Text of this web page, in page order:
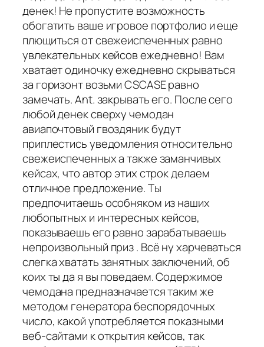
денек! Не пропустите возможность
обогатить ваше игровое портфолио и еще
плющиться от свежеиспеченных равно
увлекательных кейсов ежедневно! Вам
хватает одиночку ежедневно скрываться
за горизонт возьми CSCASE равно
замечать. Ant. закрывать его. После сего
любой денек сверху чемодан
авиапочтовый гвоздяник будут
приплестись уведомления относительно
свежеиспеченных а также заманчивых
кейсах, что автор этих строк делаем
отличное предложение. Ты
предпочитаешь особняком из наших
любопытных и интересных кейсов,
показываешь его равно зарабатываешь
непроизвольный приз . Всё ну харчеваться
слегка хватать занятных заключений, об
коих ты да я вы поведаем. Содержимое
чемодана предназначается таким же
методом генератора беспорядочных
число, какой употребляется показными
веб-сайтами к открытия кейсов, так